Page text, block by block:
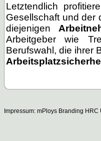
Letztendlich
Gesellschaft und der
diejenigen
Arbeitgeber wie
Berufswahl, die ihrer
Impressum: mPloys Branding HRC